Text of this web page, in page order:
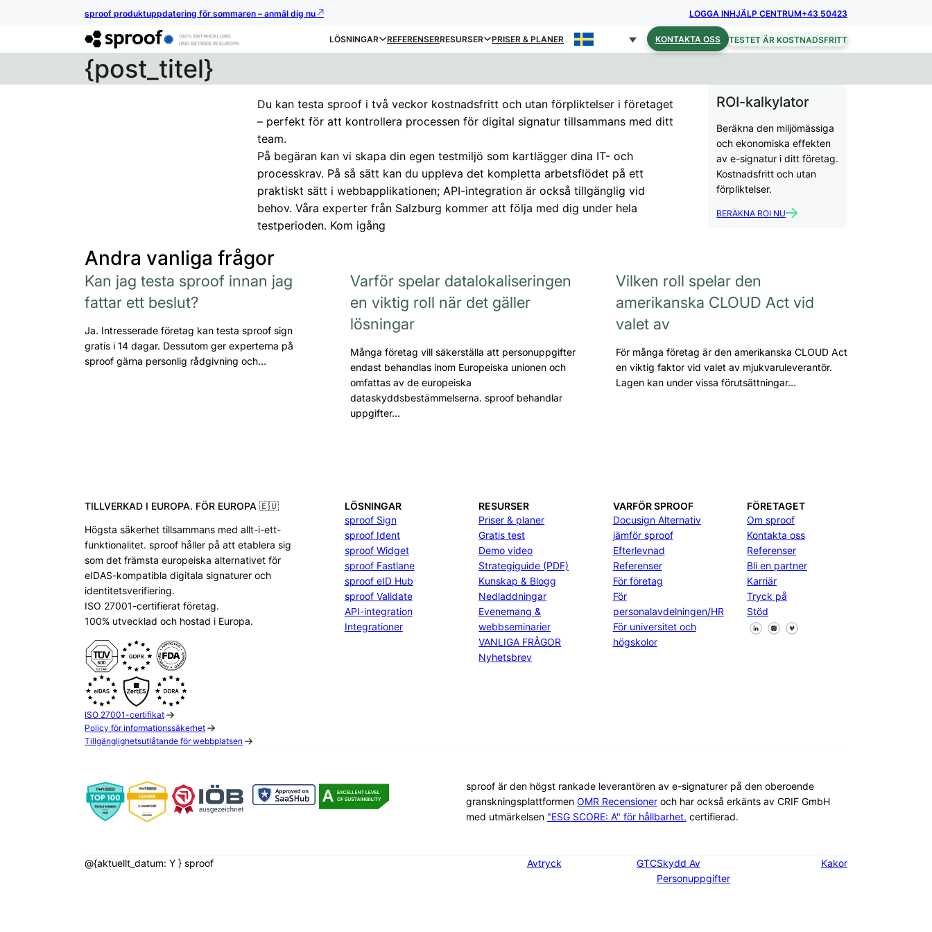
sproof produktuppdatering för sommaren – anmäl dig nu LOGGA INHJÄLP CENTRUM+43 50423
LÖSNINGAR REFERENSERRESURSER PRISER & PLANER KONTAKTA OSS TESTET ÄR KOSTNADSFRITT
{post_titel}
Du kan testa sproof i två veckor kostnadsfritt och utan förpliktelser i företaget
– perfekt för att kontrollera processen för digital signatur tillsammans med ditt
team.
På begäran kan vi skapa din egen testmiljö som kartlägger dina IT- och
processkrav. På så sätt kan du uppleva det kompletta arbetsflödet på ett
praktiskt sätt i webbapplikationen; API-integration är också tillgänglig vid
behov. Våra experter från Salzburg kommer att följa med dig under hela
testperioden. Kom igång
ROI-kalkylator
Beräkna den miljömässiga
och ekonomiska effekten
av e-signatur i ditt företag.
Kostnadsfritt och utan
förpliktelser.
BERÄKNA ROI NU
Andra vanliga frågor
Kan jag testa sproof innan jag
fattar ett beslut?
Ja. Intresserade företag kan testa sproof sign
gratis i 14 dagar. Dessutom ger experterna på
sproof gärna personlig rådgivning och…
Varför spelar datalokaliseringen
en viktig roll när det gäller
lösningar
Många företag vill säkerställa att personuppgifter
endast behandlas inom Europeiska unionen och
omfattas av de europeiska
dataskyddsbestämmelserna. sproof behandlar
uppgifter…
Vilken roll spelar den
amerikanska CLOUD Act vid
valet av
För många företag är den amerikanska CLOUD Act
en viktig faktor vid valet av mjukvaruleverantör.
Lagen kan under vissa förutsättningar…
TILLVERKAD I EUROPA. FÖR EUROPA 🇪🇺
Högsta säkerhet tillsammans med allt-i-ett-
funktionalitet. sproof håller på att etablera sig
som det främsta europeiska alternativet för
eIDAS-kompatibla digitala signaturer och
identitetsverifiering.
ISO 27001-certifierat företag.
100% utvecklad och hostad i Europa.
ISO 27001-certifikat
Policy för informationssäkerhet
Tillgänglighetsutlåtande för webbplatsen
LÖSNINGAR
sproof Sign
sproof Ident
sproof Widget
sproof Fastlane
sproof eID Hub
sproof Validate
API-integration
Integrationer
RESURSER
Priser & planer
Gratis test
Demo video
Strategiguide (PDF)
Kunskap & Blogg
Nedladdningar
Evenemang &
webbseminarier
VANLIGA FRÅGOR
Nyhetsbrev
VARFÖR SPROOF
Docusign Alternativ
jämför sproof
Efterlevnad
Referenser
För företag
För
personalavdelningen/HR
För universitet och
högskolor
FÖRETAGET
Om sproof
Kontakta oss
Referenser
Bli en partner
Karriär
Tryck på
Stöd
Följ oss på Facebook
Följ oss på X
Följ oss på LinkedIn
sproof är den högst rankade leverantören av e-signaturer på den oberoende
granskningsplattformen OMR Recensioner och har också erkänts av CRIF GmbH
med utmärkelsen "ESG SCORE: A" för hållbarhet. certifierad.
@{aktuellt_datum: Y } sproof Avtryck GTCSkydd Av
Personuppgifter
Kakor